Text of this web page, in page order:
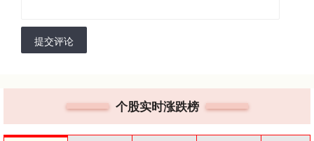
提交评论
个股实时涨跌榜